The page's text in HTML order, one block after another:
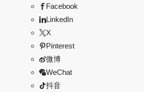
Facebook
LinkedIn
X
Pinterest
微博
WeChat
抖音